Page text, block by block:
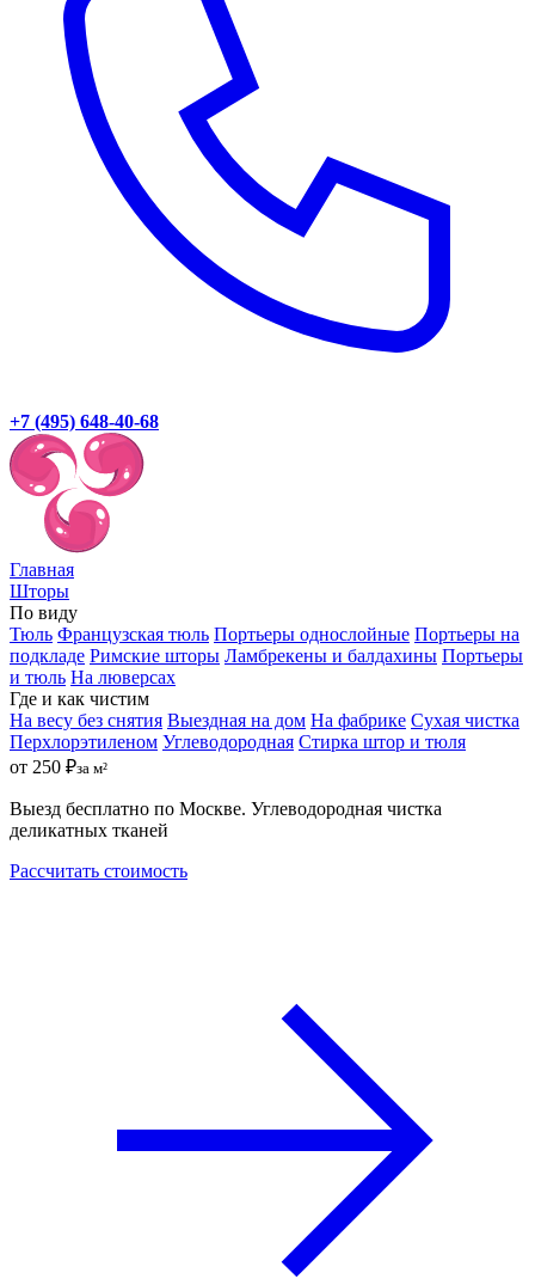
+7 (495) 648-40-68
Главная
Шторы
По виду
Тюль Французская тюль Портьеры однослойные Портьеры на
подкладе Римские шторы Ламбрекены и балдахины Портьеры
и тюль На люверсах
Где и как чистим
На весу без снятия Выездная на дом На фабрике Сухая чистка
Перхлорэтиленом Углеводородная Стирка штор и тюля
от 250 ₽за м²
Выезд бесплатно по Москве. Углеводородная чистка
деликатных тканей
Рассчитать стоимость